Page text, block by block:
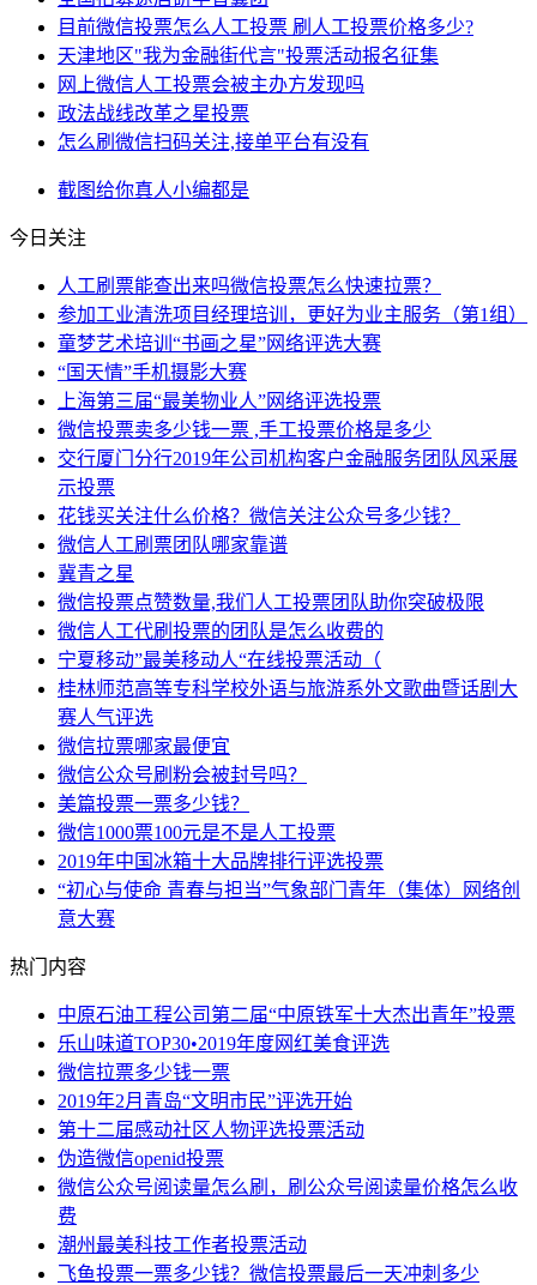
目前微信投票怎么人工投票 刷人工投票价格多少?
天津地区"我为金融街代言"投票活动报名征集
网上微信人工投票会被主办方发现吗
政法战线改革之星投票
怎么刷微信扫码关注,接单平台有没有
截图给你真人小编都是
今日关注
人工刷票能查出来吗微信投票怎么快速拉票？
参加工业清洗项目经理培训，更好为业主服务（第1组）
童梦艺术培训“书画之星”网络评选大赛
“国天情”手机摄影大赛
上海第三届“最美物业人”网络评选投票
微信投票卖多少钱一票 ,手工投票价格是多少
交行厦门分行2019年公司机构客户金融服务团队风采展
示投票
花钱买关注什么价格？微信关注公众号多少钱？
微信人工刷票团队哪家靠谱
冀青之星
微信投票点赞数量,我们人工投票团队助你突破极限
微信人工代刷投票的团队是怎么收费的
宁夏移动”最美移动人“在线投票活动（
桂林师范高等专科学校外语与旅游系外文歌曲暨话剧大
赛人气评选
微信拉票哪家最便宜
微信公众号刷粉会被封号吗？
美篇投票一票多少钱？
微信1000票100元是不是人工投票
2019年中国冰箱十大品牌排行评选投票
“初心与使命 青春与担当”气象部门青年（集体）网络创
意大赛
热门内容
中原石油工程公司第二届“中原铁军十大杰出青年”投票
乐山味道TOP30•2019年度网红美食评选
微信拉票多少钱一票
2019年2月青岛“文明市民”评选开始
第十二届感动社区人物评选投票活动
伪造微信openid投票
微信公众号阅读量怎么刷，刷公众号阅读量价格怎么收
费
潮州最美科技工作者投票活动
飞鱼投票一票多少钱？微信投票最后一天冲刺多少